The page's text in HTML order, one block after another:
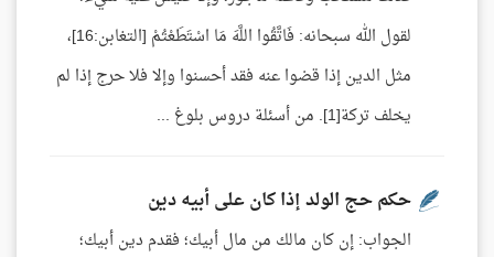
لقول الله سبحانه: فَاتَّقُوا اللَّهَ مَا اسْتَطَعْتُمْ [التغابن:16]،
مثل الدين إذا قضوا عنه فقد أحسنوا وإلا فلا حرج إذا لم
يخلف تركة[1]. من أسئلة دروس بلوغ ...
حكم حج الولد إذا كان على أبيه دين
الجواب: إن كان مالك من مال أبيك؛ فقدم دين أبيك؛